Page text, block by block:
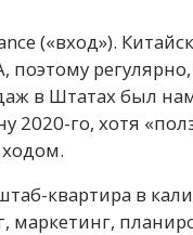
(«вход»).
в Штатах был
2020-го, хотя
квартира в
маркетинг,